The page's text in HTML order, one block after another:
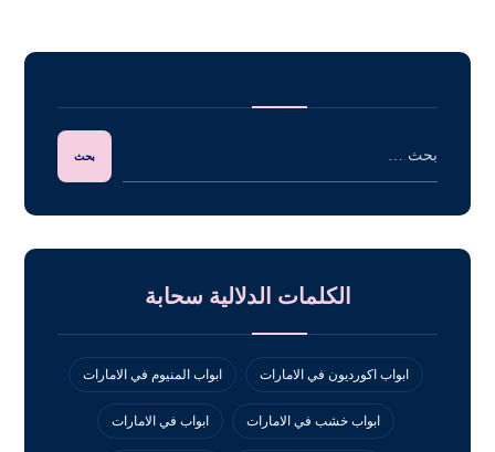
الكلمات الدلالية سحابة
ابواب اكورديون في الامارات ابواب المنيوم في الامارات
ابواب خشب في الامارات ابواب في الامارات